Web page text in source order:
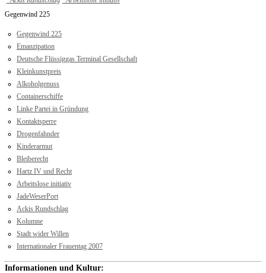
Gegenwind 225
Gegenwind 225
Emanzipation
Deutsche Flüssiggas Terminal Gesellschaft
Kleinkunstpreis
Alkoholgenuss
Containerschiffe
Linke Partei in Gründung
Kontaktsperre
Drogenfahnder
Kinderarmut
Bleiberecht
Hartz IV und Recht
Arbeitslose initiativ
JadeWeserPort
Ackis Rundschlag
Kolumne
Stadt wider Willen
Internationaler Frauentag 2007
Informationen und Kultur: